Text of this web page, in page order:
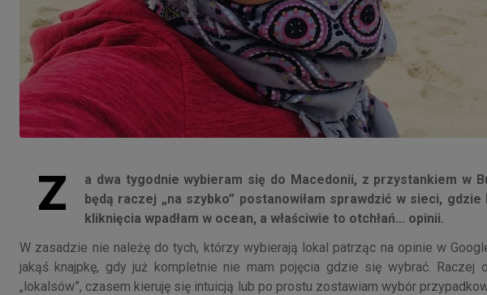
Z
a dwa tygodnie wybieram się do Macedonii, z przystankiem w
będą raczej „na szybko” postanowiłam sprawdzić w sieci,
kliknięcia wpadłam w ocean, a właściwie to otchłań… opinii.
W zasadzie nie należę do tych, którzy wybierają lokal patrząc na opinie w
jakąś knajpkę, gdy już kompletnie nie mam pojęcia gdzie się wybrać.
„lokalsów”, czasem kieruję się intuicją lub po prostu zostawiam wybór